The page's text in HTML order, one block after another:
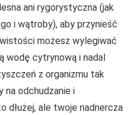
ani rygorystyczna (jak
i wątroby), aby przynieść
możesz wylegiwać
wodę cytrynową i nadal
z organizmu tak
na odchudzanie i
dłużej, ale twoje nadnercza